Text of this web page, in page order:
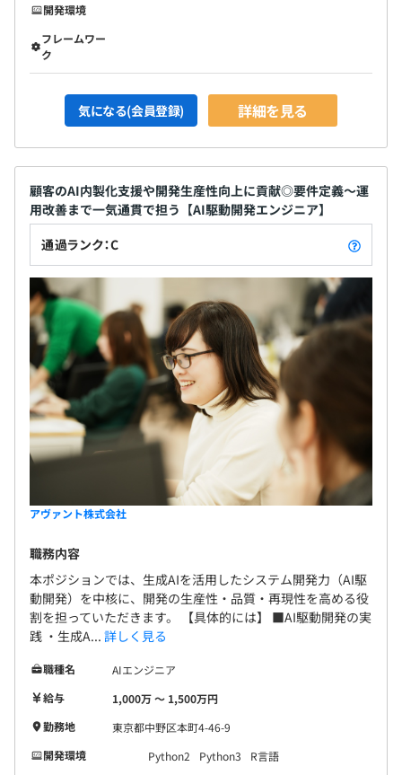
開発環境
フレームワー
ク
気になる(会員登録) 詳細を見る
顧客のAI内製化支援や開発生産性向上に貢献◎要件定義〜運
用改善まで一気通貫で担う【AI駆動開発エンジニア】
通過ランク：C
アヴァント株式会社
職務内容
本ポジションでは、生成AIを活用したシステム開発力（AI駆
動開発）を中核に、開発の生産性・品質・再現性を高める役
割を担っていただきます。 【具体的には】 ■AI駆動開発の実
践 ・生成A... 詳しく見る
職種名
AIエンジニア
給与
1,000万 〜 1,500万円
勤務地
東京都中野区本町4-46-9
開発環境
Python2 Python3
R言語